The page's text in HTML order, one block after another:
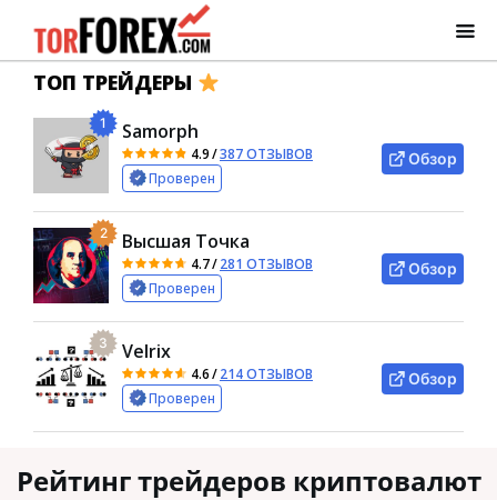
ТОП ТРЕЙДЕРЫ
1 Samorph
4.9/387 ОТЗЫВОВ
Проверен
Обзор
2 Высшая Точка
4.7/281 ОТЗЫВОВ
Проверен
Обзор
3 Velrix
4.6/214 ОТЗЫВОВ
Проверен
Обзор
Рейтинг трейдеров криптовалют